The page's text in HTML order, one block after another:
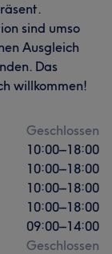
sind umso
Ausgleich
Das
willkommen!
Geschlossen
10:00–18:00
10:00–18:00
10:00–18:00
10:00–18:00
09:00–14:00
Geschlossen